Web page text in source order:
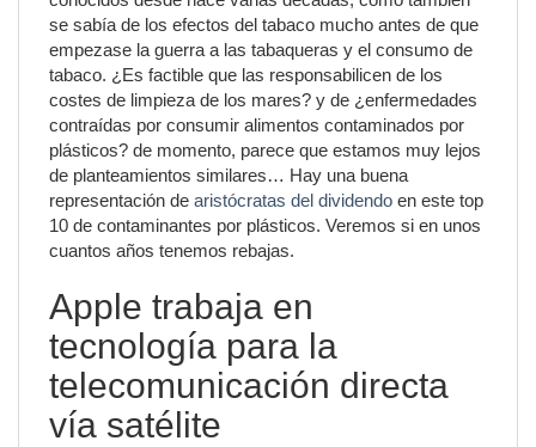
se sabía de los efectos del tabaco mucho antes de que
empezase la guerra a las tabaqueras y el consumo de
tabaco. ¿Es factible que las responsabilicen de los
costes de limpieza de los mares? y de ¿enfermedades
contraídas por consumir alimentos contaminados por
plásticos? de momento, parece que estamos muy lejos
de planteamientos similares… Hay una buena
representación de aristócratas del dividendo en este top
10 de contaminantes por plásticos. Veremos si en unos
cuantos años tenemos rebajas.
Apple trabaja en
tecnología para la
telecomunicación directa
vía satélite